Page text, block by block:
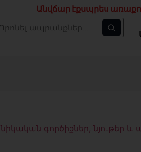
Անվճար էքսպրես
գործիքներ, նյութեր և